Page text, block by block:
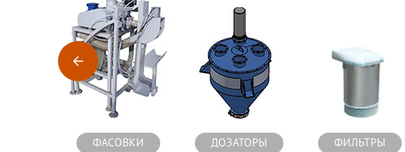
ФАСОВКИ ДОЗАТОРЫ ФИЛЬТРЫ